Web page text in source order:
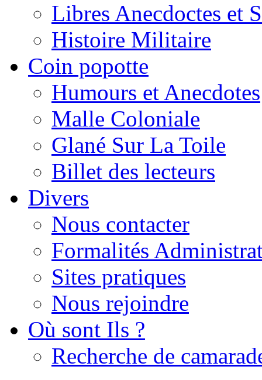
Libres Anecdoctes et
Histoire Militaire
Coin popotte
Humours et Anecdotes
Malle Coloniale
Glané Sur La Toile
Billet des lecteurs
Divers
Nous contacter
Formalités
Sites pratiques
Nous rejoindre
Où sont Ils ?
Recherche de